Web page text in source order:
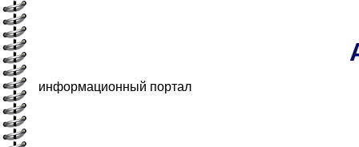
информационный портал